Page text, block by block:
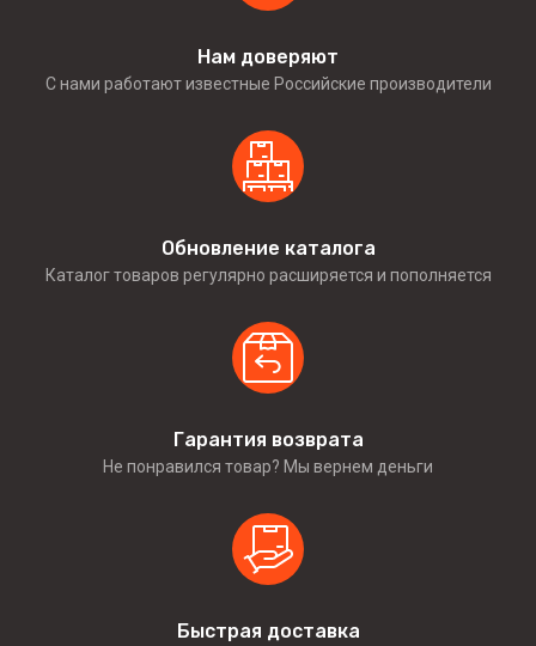
Нам доверяют
С нами работают известные Российские производители
Обновление каталога
Каталог товаров регулярно расширяется и пополняется
Гарантия возврата
Не понравился товар? Мы вернем деньги
Быстрая доставка